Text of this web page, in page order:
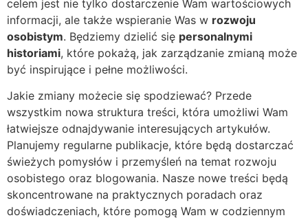
celem jest nie tylko dostarczenie Wam wartościowych
informacji, ale także wspieranie Was w rozwoju
osobistym. Będziemy dzielić się personalnymi
historiami, które pokażą, jak zarządzanie zmianą może
być inspirujące i pełne możliwości.
Jakie zmiany możecie się spodziewać? Przede
wszystkim nowa struktura treści, która umożliwi Wam
łatwiejsze odnajdywanie interesujących artykułów.
Planujemy regularne publikacje, które będą dostarczać
świeżych pomysłów i przemyśleń na temat rozwoju
osobistego oraz blogowania. Nasze nowe treści będą
skoncentrowane na praktycznych poradach oraz
doświadczeniach, które pomogą Wam w codziennym